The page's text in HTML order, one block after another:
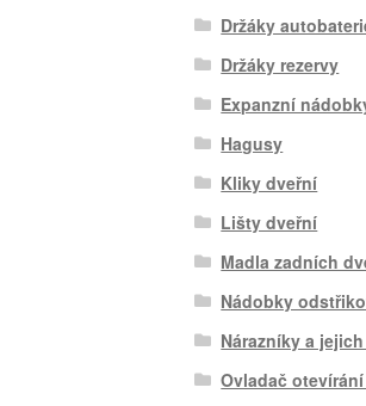
Držáky
Držáky rezervy
Expanzní
Hagusy
Kliky dveřní
Lišty dveřní
Madla zadních
Nádobky
Nárazníky a
Ovladač